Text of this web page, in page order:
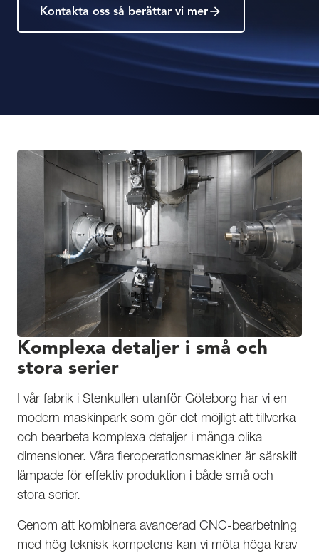
Kontakta oss så berättar vi mer
Komplexa detaljer i små och
stora serier
I vår fabrik i Stenkullen utanför Göteborg har vi en
modern maskinpark som gör det möjligt att tillverka
och bearbeta komplexa detaljer i många olika
dimensioner. Våra fleroperationsmaskiner är särskilt
lämpade för effektiv produktion i både små och
stora serier.
Genom att kombinera avancerad CNC-bearbetning
med hög teknisk kompetens kan vi möta höga krav